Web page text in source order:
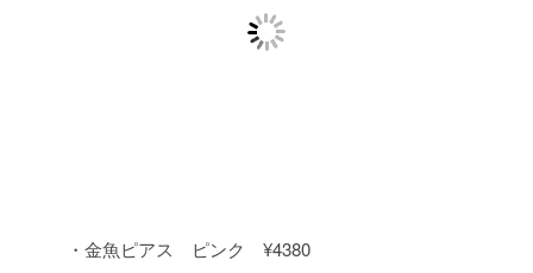
・金魚ピアス ピンク ¥4380